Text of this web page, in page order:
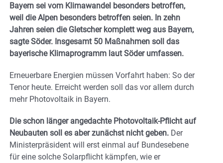
Bayern sei vom Klimawandel besonders betroffen,
weil die Alpen besonders betroffen seien. In zehn
Jahren seien die Gletscher komplett weg aus Bayern,
sagte Söder. Insgesamt 50 Maßnahmen soll das
bayerische Klimaprogramm laut Söder umfassen.
Erneuerbare Energien müssen Vorfahrt haben: So der
Tenor heute. Erreicht werden soll das vor allem durch
mehr Photovoltaik in Bayern.
Die schon länger angedachte Photovoltaik-Pflicht auf
Neubauten soll es aber zunächst nicht geben. Der
Ministerpräsident will erst einmal auf Bundesebene
für eine solche Solarpflicht kämpfen, wie er